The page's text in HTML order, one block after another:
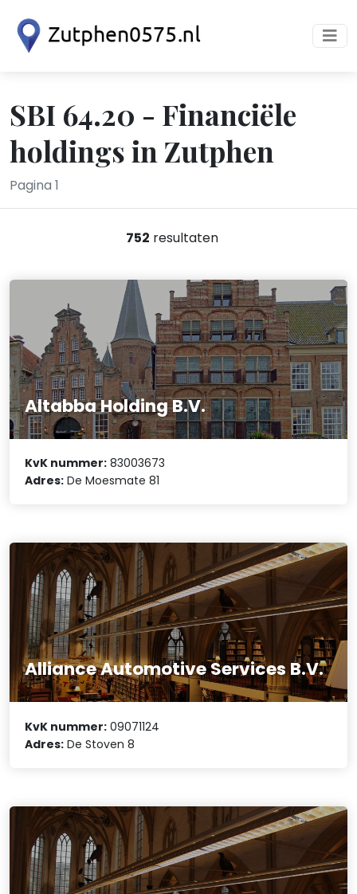
SBI 64.20 - Financiële
holdings in Zutphen
Pagina 1
752 resultaten
Altabba Holding B.V.
KvK nummer: 83003673
Adres: De Moesmate 81
Alliance Automotive Services B.V.
KvK nummer: 09071124
Adres: De Stoven 8